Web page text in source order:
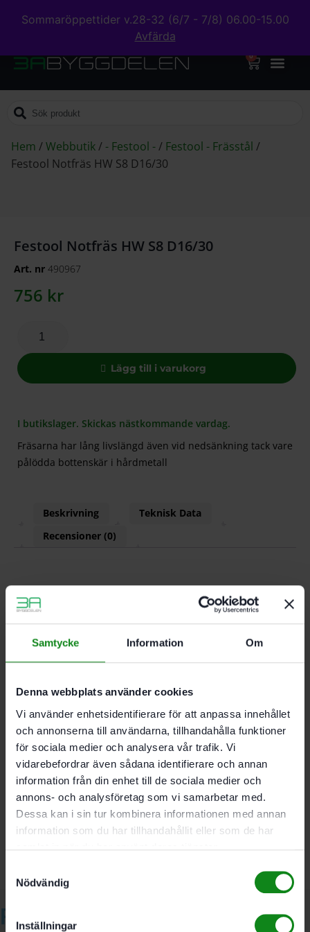
Samtycke Information Om
Denna webbplats använder cookies
Vi använder enhetsidentifierare för att anpassa innehållet
och annonserna till användarna, tillhandahålla funktioner
för sociala medier och analysera vår trafik. Vi
vidarebefordrar även sådana identifierare och annan
information från din enhet till de sociala medier och
annons- och analysföretag som vi samarbetar med.
Dessa kan i sin tur kombinera informationen med annan
information som du har tillhandahållit eller som de har
Nödvändig
Inställningar
Sommaröppettider v.28-32 (6/7 - 7/8) 06.00-15.00
Avfärda
0
Hem /Webbutik/ - Festool -/ Festool - Frässtål /
Festool Notfräs HW S8 D16/30
Festool Notfräs HW S8 D16/30
Art. nr 490967
756 kr
Lägg till i varukorg
I butikslager. Skickas nästkommande vardag.
Fräsarna har lång livslängd även vid nedsänkning tack vare
pålödda bottenskär i hårdmetall
Beskrivning
Teknisk Data
Recensioner (0)
Egenskaper
Fräsarna har lång livslängd även vid
nedsänkning tack vare pålödda bottenskär i
hårdmetall
D 16 mm; NL 30 mm; GL 65 mm; s 8 mm
Det finns inga recensioner än.
Bli först med att recensera ”Festool Notfräs HW S8
D16/30”
Du måste vara inloggadför att skriva en recension.
Relaterade produkter